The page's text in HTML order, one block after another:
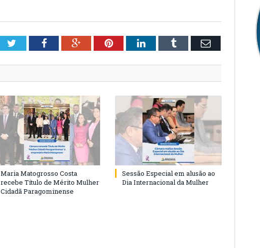
TwitterFacebookGoogle+PinterestLinkedInTumblr Email
Maria Matogrosso Costa
recebe Título de Mérito Mulher
Cidadã Paragominense
Sessão Especial em alusão ao
Dia Internacional da Mulher